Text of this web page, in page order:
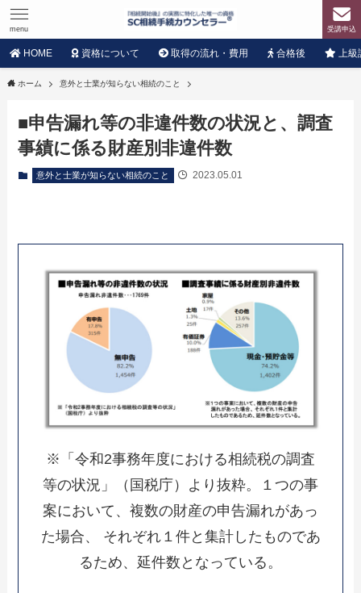
受講申込
menu
HOME 資格について 取得の流れ・費用 合格後 上級
ホーム 意外と士業が知らない相続のこと
■申告漏れ等の非違件数の状況と、調査
事績に係る財産別非違件数
意外と士業が知らない相続のこと 2023.05.01
※「令和2事務年度における相続税の調査
等の状況」（国税庁）より抜粋。１つの事
案において、複数の財産の申告漏れがあっ
た場合、 それぞれ１件と集計したものであ
るため、延件数となっている。